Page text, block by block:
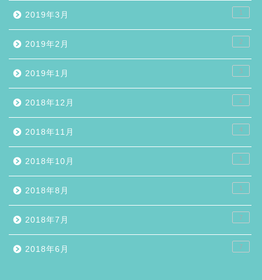
2019年3月 1
2019年2月 2
2019年1月 3
2018年12月 2
2018年11月 4
2018年10月 1
2018年8月 1
2018年7月 7
2018年6月 7